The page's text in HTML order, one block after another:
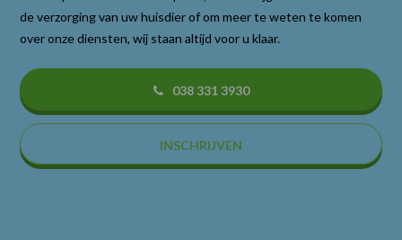
de verzorging van uw huisdier of om meer te weten te komen
over onze diensten, wij staan altijd voor u klaar.
038 331 3930
INSCHRIJVEN